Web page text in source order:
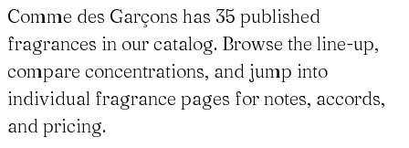
Comme des Garçons has 35 published
fragrances in our catalog. Browse the line-up,
compare concentrations, and jump into
individual fragrance pages for notes, accords,
and pricing.